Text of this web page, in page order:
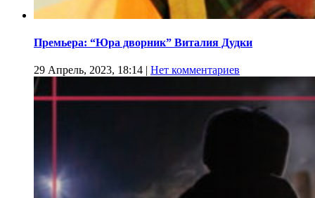
Премьера: “Юра дворник” Виталия Дудки
29 Апрель, 2023, 18:14 | Нет комментариев